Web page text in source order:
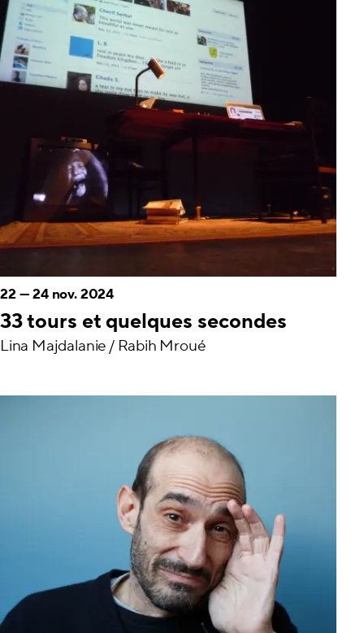
33 tours et quelques secondes
22 —24 nov. 2024
Lina Majdalanie / Rabih Mroué